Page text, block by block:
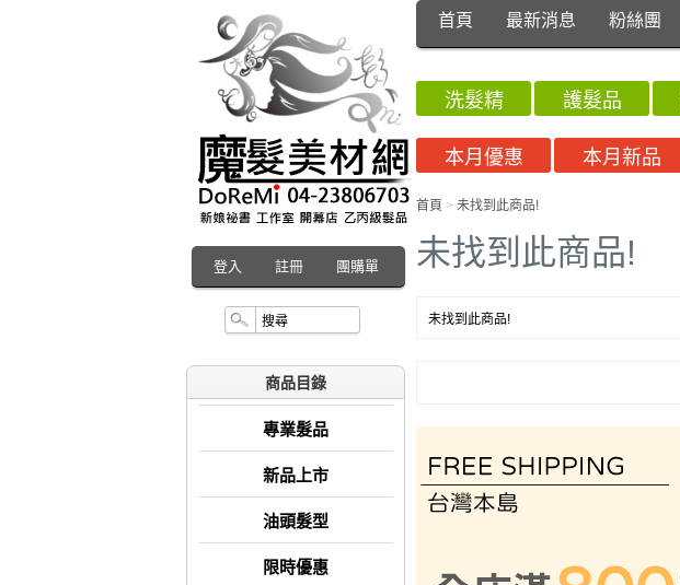
登入 註冊 團購單
首頁 最新消息 粉絲團
商品目錄
專業髮品
新品上市
油頭髮型
限時優惠
洗髮精 護髮品
本月優惠
本月新品
首頁 > 未找到此商品!
未找到此商品!
未找到此商品!